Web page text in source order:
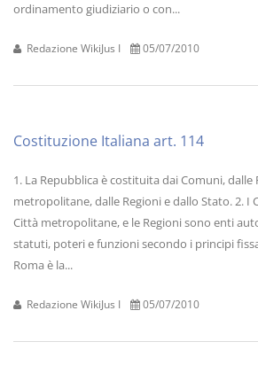
ordinamento giudiziario o con...
Redazione WikiJus I 05/07/2010
Costituzione Italiana art. 114
1. La Repubblica è costituita dai Comuni, dalle
metropolitane, dalle Regioni e dallo Stato. 2. I
Città metropolitane, e le Regioni sono enti
statuti, poteri e funzioni secondo i principi
Roma è la...
Redazione WikiJus I 05/07/2010